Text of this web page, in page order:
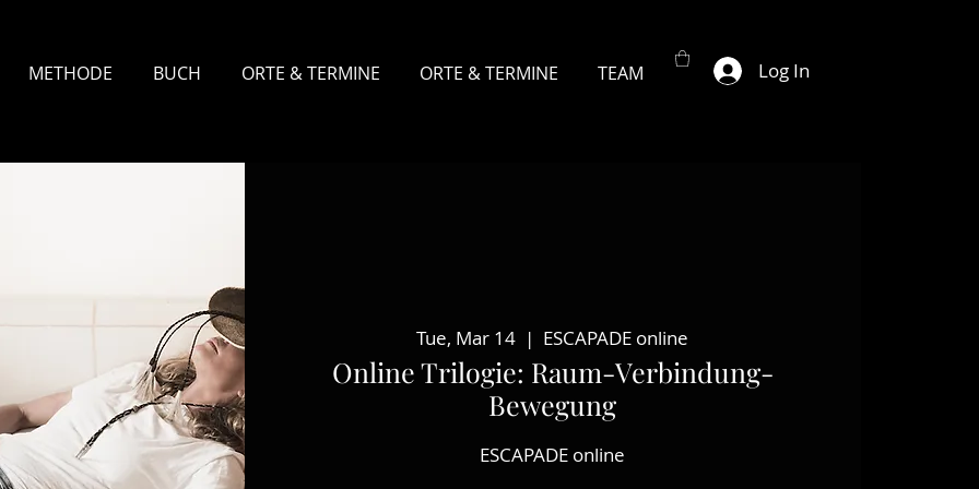
METHODE BUCH ORTE & TERMINE ORTE & TERMINE TEAM Log In
Tue, Mar 14
  |
ESCAPADE online
Online Trilogie: Raum-Verbindung-
Bewegung
ESCAPADE online